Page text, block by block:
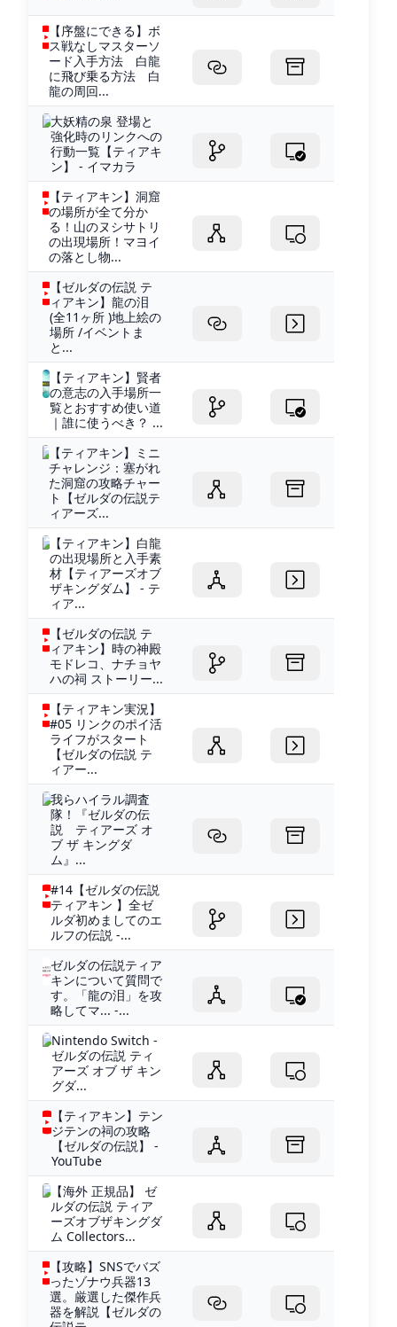
【序盤にできる】ボ
ス戦なしマスターソ
ード入手方法 白龍
に飛び乗る方法 白
龍の周回...
大妖精の泉 登場と
強化時のリンクへの
行動一覧【ティアキ
ン】 - イマカラ
【ティアキン】洞窟
の場所が全て分か
る！山のヌシサトリ
の出現場所！マヨイ
の落とし物...
【ゼルダの伝説 テ
ィアキン】龍の泪
(全11ヶ所 )地上絵の
場所 /イベントま
と...
【ティアキン】賢者
の意志の入手場所一
覧とおすすめ使い道
｜誰に使うべき？ ...
【ティアキン】ミニ
チャレンジ：塞がれ
た洞窟の攻略チャー
ト【ゼルダの伝説テ
ィアーズ...
【ティアキン】白龍
の出現場所と入手素
材【ティアーズオブ
ザキングダム】 - テ
ィア...
【ゼルダの伝説 テ
ィアキン】時の神殿
モドレコ、ナチョヤ
ハの祠 ストーリー...
【ティアキン実況】
#05 リンクのポイ活
ライフがスタート
【ゼルダの伝説 テ
ィアー...
我らハイラル調査
隊！『ゼルダの伝
説 ティアーズ オ
ブ ザ キングダ
ム』...
#14【ゼルダの伝説
ティアキン 】全ゼ
ルダ初めましてのエ
ルフの伝説 -...
ゼルダの伝説ティア
キンについて質問で
す。「龍の泪」を攻
略してマ... -...
Nintendo Switch -
ゼルダの伝説 ティ
アーズ オブ ザ キン
グダ...
【ティアキン】テン
ジテンの祠の攻略
【ゼルダの伝説】 -
YouTube
【海外 正規品】 ゼ
ルダの伝説 ティア
ーズオブザキングダ
ム Collectors...
【攻略】SNSでバズ
ったゾナウ兵器13
選。厳選した傑作兵
器を解説【ゼルダの